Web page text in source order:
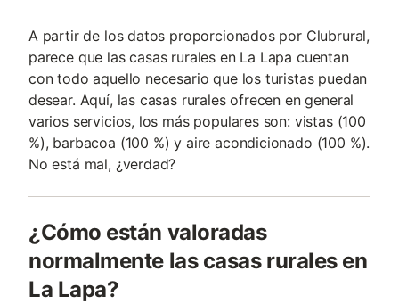
A partir de los datos proporcionados por Clubrural,
parece que las casas rurales en La Lapa cuentan
con todo aquello necesario que los turistas puedan
desear. Aquí, las casas rurales ofrecen en general
varios servicios, los más populares son: vistas (100
%), barbacoa (100 %) y aire acondicionado (100 %).
No está mal, ¿verdad?
¿Cómo están valoradas
normalmente las casas rurales en
La Lapa?